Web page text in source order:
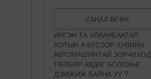
САНАЛ ӨГӨХ
ИРГЭН ТА УЛААНБААТАР
ХОТЫН А БҮСЭЭР ХУВИЙН
АВТОМАШИНТАЙ ЗОРЧИХОД
ТӨЛБӨР АВДАГ БОЛОХЫГ
ДЭМЖИЖ БАЙНА УУ ?